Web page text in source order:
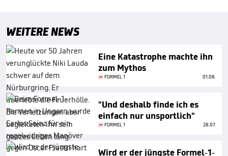
WEITERE NEWS
Eine Katastrophe machte ihn
zum Mythos
FORMEL 1 01.08.
"Und deshalb finde ich es
einfach nur unsportlich"
FORMEL 1 28.07.
Wird er der jüngste Formel-1-